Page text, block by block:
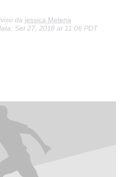
da jessica Melena
Set 27, 2018 at 11:06 PDT